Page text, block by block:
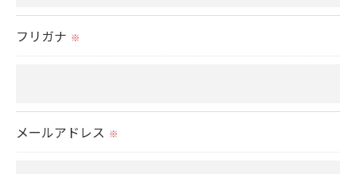
置をとり、適切な監督を行います。
切に安全管理対策を実施します。
＜個人情報を与えなかった場合に生じる結果＞
フリガナ ※
メールアドレス ※